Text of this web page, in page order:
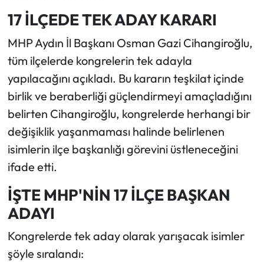
17 İLÇEDE TEK ADAY KARARI
MHP Aydın İl Başkanı Osman Gazi Cihangiroğlu,
tüm ilçelerde kongrelerin tek adayla
yapılacağını açıkladı. Bu kararın teşkilat içinde
birlik ve beraberliği güçlendirmeyi amaçladığını
belirten Cihangiroğlu, kongrelerde herhangi bir
değişiklik yaşanmaması halinde belirlenen
isimlerin ilçe başkanlığı görevini üstleneceğini
ifade etti.
İŞTE MHP'NİN 17 İLÇE BAŞKAN
ADAYI
Kongrelerde tek aday olarak yarışacak isimler
şöyle sıralandı: